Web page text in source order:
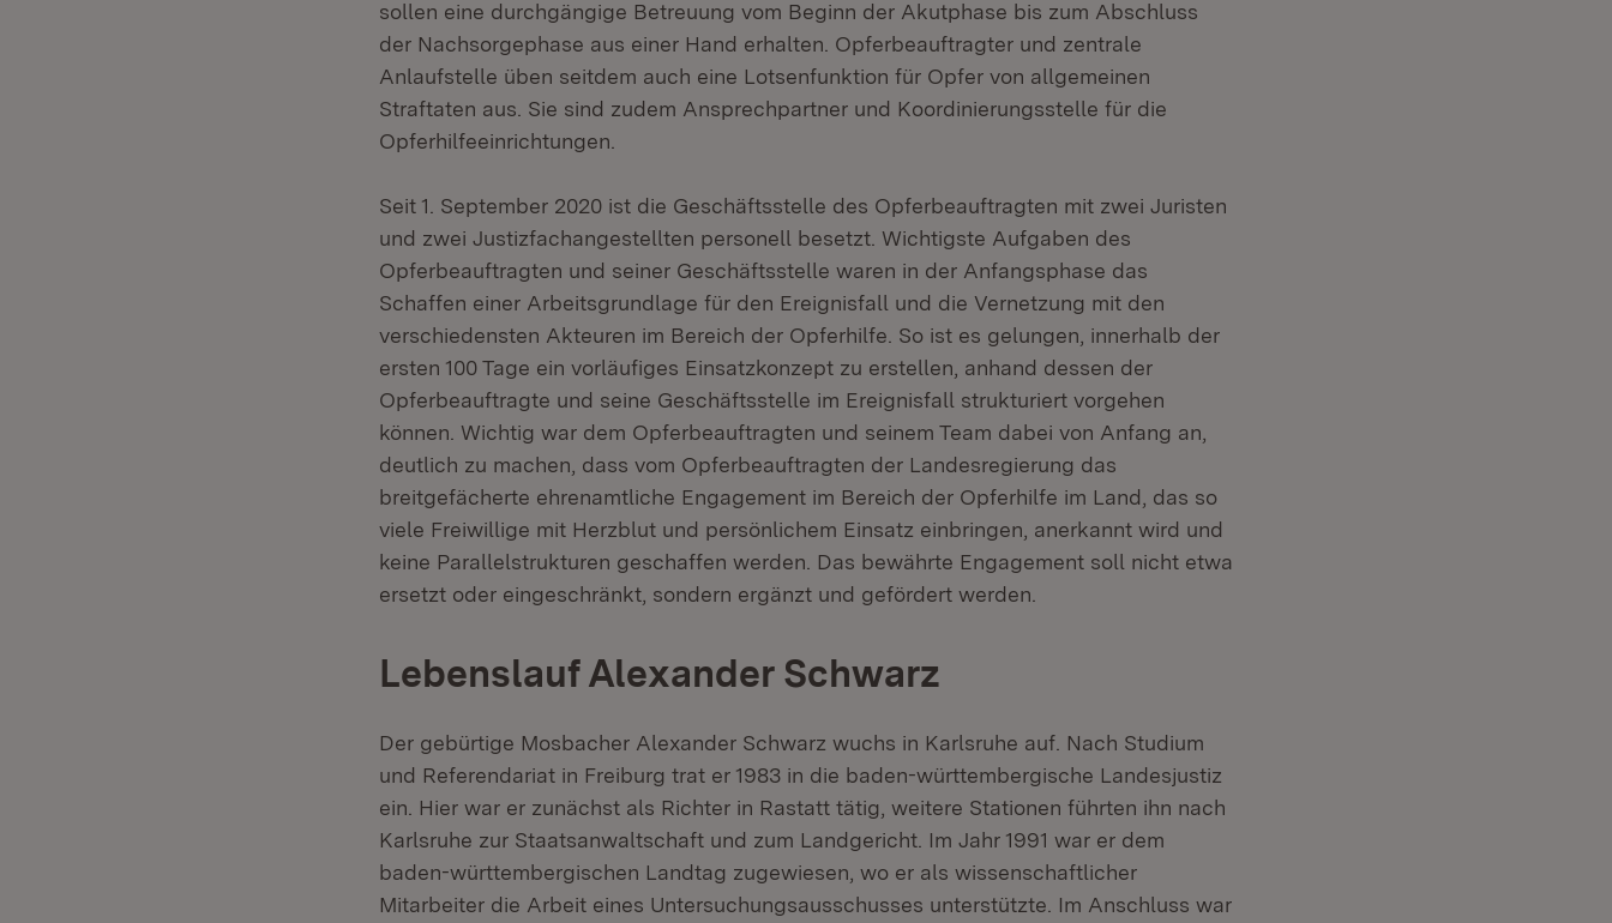
sollen eine durchgängige Betreuung vom Beginn der Akutphase bis zum Abschluss
der Nachsorgephase aus einer Hand erhalten. Opferbeauftragter und zentrale
Anlaufstelle üben seitdem auch eine Lotsenfunktion für Opfer von allgemeinen
Straftaten aus. Sie sind zudem Ansprechpartner und Koordinierungsstelle für die
Opferhilfeeinrichtungen.
Seit 1. September 2020 ist die Geschäftsstelle des Opferbeauftragten mit zwei Juristen
und zwei Justizfachangestellten personell besetzt. Wichtigste Aufgaben des
Opferbeauftragten und seiner Geschäftsstelle waren in der Anfangsphase das
Schaffen einer Arbeitsgrundlage für den Ereignisfall und die Vernetzung mit den
verschiedensten Akteuren im Bereich der Opferhilfe. So ist es gelungen, innerhalb der
ersten 100 Tage ein vorläufiges Einsatzkonzept zu erstellen, anhand dessen der
Opferbeauftragte und seine Geschäftsstelle im Ereignisfall strukturiert vorgehen
können. Wichtig war dem Opferbeauftragten und seinem Team dabei von Anfang an,
deutlich zu machen, dass vom Opferbeauftragten der Landesregierung das
breitgefächerte ehrenamtliche Engagement im Bereich der Opferhilfe im Land, das so
viele Freiwillige mit Herzblut und persönlichem Einsatz einbringen, anerkannt wird und
keine Parallelstrukturen geschaffen werden. Das bewährte Engagement soll nicht etwa
ersetzt oder eingeschränkt, sondern ergänzt und gefördert werden.
Lebenslauf Alexander Schwarz
Der gebürtige Mosbacher Alexander Schwarz wuchs in Karlsruhe auf. Nach Studium
und Referendariat in Freiburg trat er 1983 in die baden-württembergische Landesjustiz
ein. Hier war er zunächst als Richter in Rastatt tätig, weitere Stationen führten ihn nach
Karlsruhe zur Staatsanwaltschaft und zum Landgericht. Im Jahr 1991 war er dem
baden-württembergischen Landtag zugewiesen, wo er als wissenschaftlicher
Mitarbeiter die Arbeit eines Untersuchungsausschusses unterstützte. Im Anschluss war